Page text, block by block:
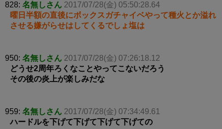
828: 名無しさん 2017/07/28(金) 05:50:28.64
曜日半額の直後にボックスガチャイベやって種火とか溢れ
させる嫌がらせはしてくるでしょ塩は
950: 名無しさん 2017/07/28(金) 07:26:18.12
どうせ2周年ろくなことやってこないだろう
その後の炎上が楽しみだな
959: 名無しさん 2017/07/28(金) 07:34:49.61
ハードルを下げて下げて下げて下げての